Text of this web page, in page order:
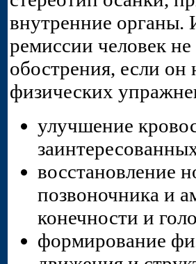
внутренние органы.
ремиссии человек не
обострения, если он
физических
улучшение
восстановление
позвоночника и
конечности и
формирование